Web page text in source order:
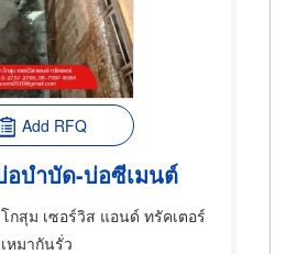
Add RFQ
บำบัด-บ่อซีเมนต์
กสุม เซอร์วิส แอนด์ ทรัคเตอร์
หมากันรั่ว